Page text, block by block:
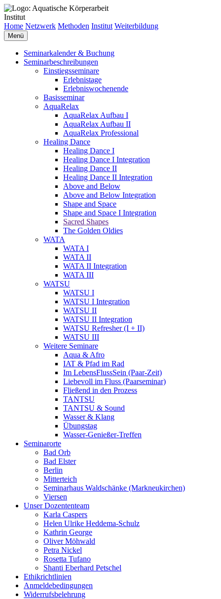
Institut
Home Netzwerk Methoden Institut Weiterbildung
Menü
Seminarkalender & Buchung
Seminarbeschreibungen
Einstiegsseminare
Erlebnistage
Erlebniswochenende
Basisseminar
AquaRelax
AquaRelax Aufbau I
AquaRelax Aufbau II
AquaRelax Professional
Healing Dance
Healing Dance I
Healing Dance I Integration
Healing Dance II
Healing Dance II Integration
Above and Below
Above and Below Integration
Shape and Space
Shape and Space I Integration
Sacred Shapes
The Golden Oldies
WATA
WATA I
WATA II
WATA II Integration
WATA III
WATSU
WATSU I
WATSU I Integration
WATSU II
WATSU II Integration
WATSU Refresher (I + II)
WATSU III
Weitere Seminare
Aqua & Afro
IAT & Pfad im Rad
Im LebensFlussSein (Paar-Zeit)
Liebevoll im Fluss (Paarseminar)
Fließend in den Prozess
TANTSU
TANTSU & Sound
Wasser & Klang
Übungstag
Wasser-Genießer-Treffen
Seminarorte
Bad Orb
Bad Elster
Berlin
Mitterteich
Seminarhaus Waldschänke (Markneukirchen)
Viersen
Unser Dozententeam
Karla Caspers
Helen Ulrike Heddema-Schulz
Kathrin George
Oliver Möhwald
Petra Nickel
Rosetta Tufano
Shanti Eberhard Petschel
Ethikrichtlinien
Anmeldebedingungen
Widerrufsbelehrung